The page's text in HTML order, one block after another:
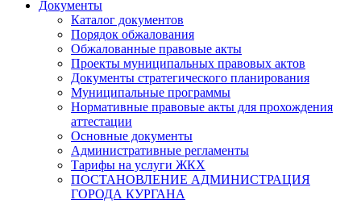
Документы
Каталог документов
Порядок обжалования
Обжалованные правовые акты
Проекты муниципальных правовых актов
Документы стратегического планирования
Муниципальные программы
Нормативные правовые акты для прохождения
аттестации
Основные документы
Административные регламенты
Тарифы на услуги ЖКХ
ПОСТАНОВЛЕНИЕ АДМИНИСТРАЦИЯ
ГОРОДА КУРГАНА